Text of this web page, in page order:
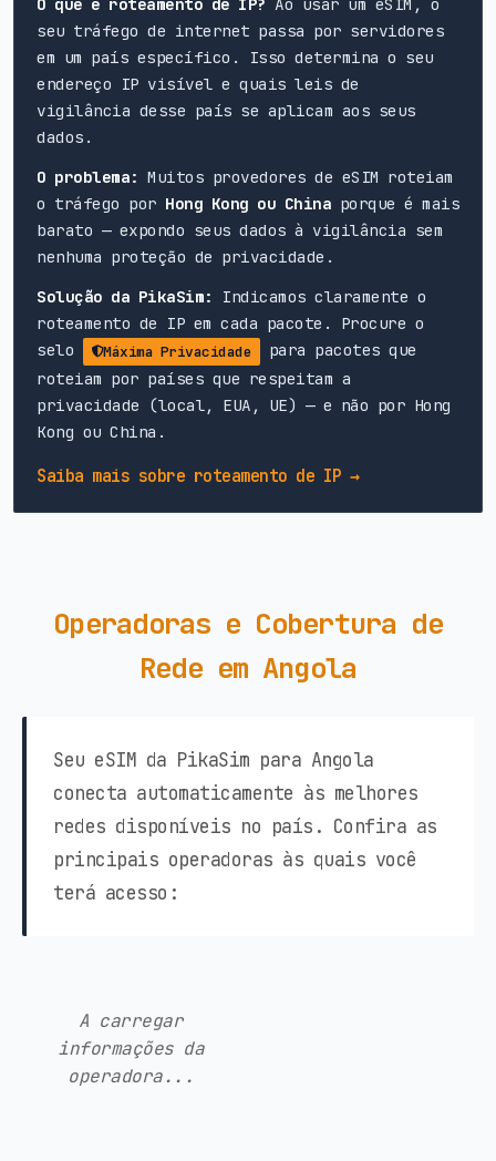
seu tráfego de internet passa por servidores
em um país específico. Isso determina o seu
endereço IP visível e quais leis de
vigilância desse país se aplicam aos seus
dados.
O problema: Muitos provedores de eSIM roteiam
o tráfego por Hong Kong ou China porque é mais
barato — expondo seus dados à vigilância sem
nenhuma proteção de privacidade.
Solução da PikaSim:
Indicamos claramente o
roteamento de IP em cada pacote. Procure o
selo
Máxima Privacidade
para pacotes que
roteiam por países que respeitam a
privacidade (local, EUA, UE) — e não por Hong
Kong ou China.
Saiba mais sobre roteamento de IP →
Operadoras e Cobertura de
Rede em Angola
Seu eSIM da PikaSim para Angola
conecta automaticamente às melhores
redes disponíveis no país. Confira as
principais operadoras às quais você
terá acesso:
A carregar
informações da
operadora...